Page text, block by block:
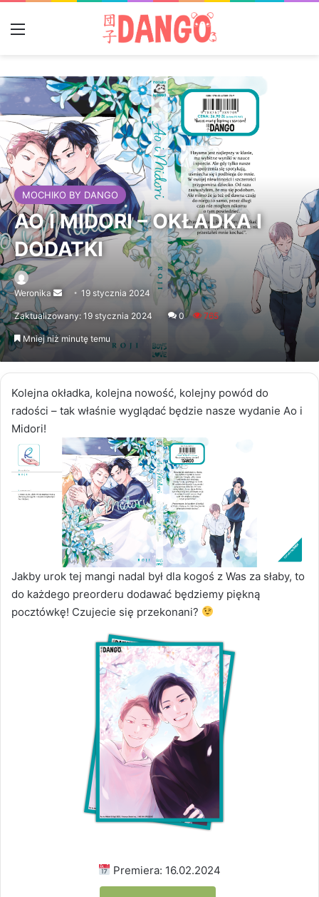
MOCHIKO BY DANGO
AO I MIDORI – OKŁADKA I
DODATKI
Weronika
Send19 stycznia 2024
Zaktualizowany: 19 stycznia 2024 0 765
Mniej niż minutę temu
Kolejna okładka, kolejna nowość, kolejny powód do
radości – tak właśnie wyglądać będzie nasze wydanie Ao i
Midori!
Jakby urok tej mangi nadal był dla kogoś z Was za słaby, to
do każdego preorderu dodawać będziemy piękną
pocztówkę! Czujecie się przekonani?
Premiera: 16.02.2024